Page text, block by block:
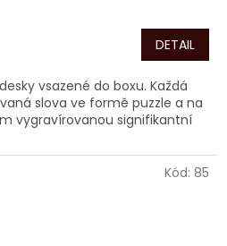
DETAIL
vsazené do boxu. Každá
slova ve formě puzzle a na
vygravírovanou signifikantní
Kód: 85